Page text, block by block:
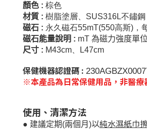
顏色 : 棕色
材質 : 樹脂塗層、 SUS316L不鏽鋼
磁石 : 永久磁石55mT(550高斯)，
磁石能量說明 : mT 為磁力強度單位
尺寸 : M43cm、L47cm
保健機器認證碼 :
※本產品為日常保健用品，非醫療
使用、清潔方法
● 建議定期(兩個月 )以純水濕紙巾